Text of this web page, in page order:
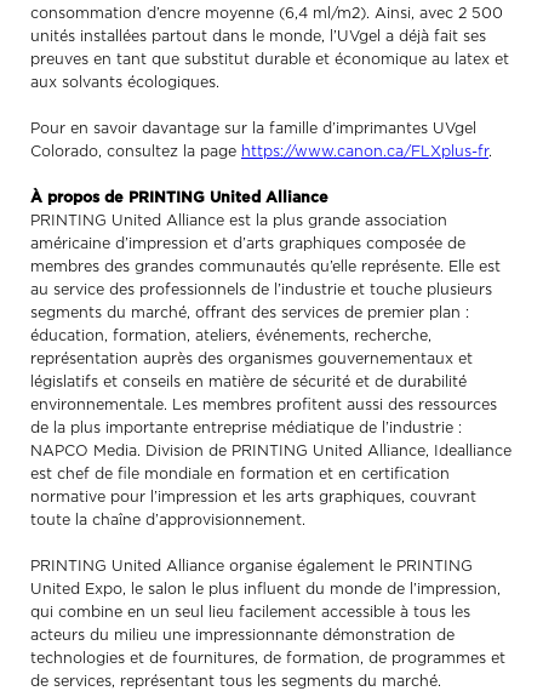
consommation d’encre moyenne (6,4 ml/m2). Ainsi, avec 2 500
unités installées partout dans le monde, l’UVgel a déjà fait ses
preuves en tant que substitut durable et économique au latex et
aux solvants écologiques.
Pour en savoir davantage sur la famille d’imprimantes UVgel
Colorado, consultez la page https://www.canon.ca/FLXplus-fr.
À propos de PRINTING United Alliance
PRINTING United Alliance est la plus grande association
américaine d’impression et d’arts graphiques composée de
membres des grandes communautés qu’elle représente. Elle est
au service des professionnels de l’industrie et touche plusieurs
segments du marché, offrant des services de premier plan :
éducation, formation, ateliers, événements, recherche,
représentation auprès des organismes gouvernementaux et
législatifs et conseils en matière de sécurité et de durabilité
environnementale. Les membres profitent aussi des ressources
de la plus importante entreprise médiatique de l’industrie :
NAPCO Media. Division de PRINTING United Alliance, Idealliance
est chef de file mondiale en formation et en certification
normative pour l’impression et les arts graphiques, couvrant
toute la chaîne d’approvisionnement.
PRINTING United Alliance organise également le PRINTING
United Expo, le salon le plus influent du monde de l’impression,
qui combine en un seul lieu facilement accessible à tous les
acteurs du milieu une impressionnante démonstration de
technologies et de fournitures, de formation, de programmes et
de services, représentant tous les segments du marché.